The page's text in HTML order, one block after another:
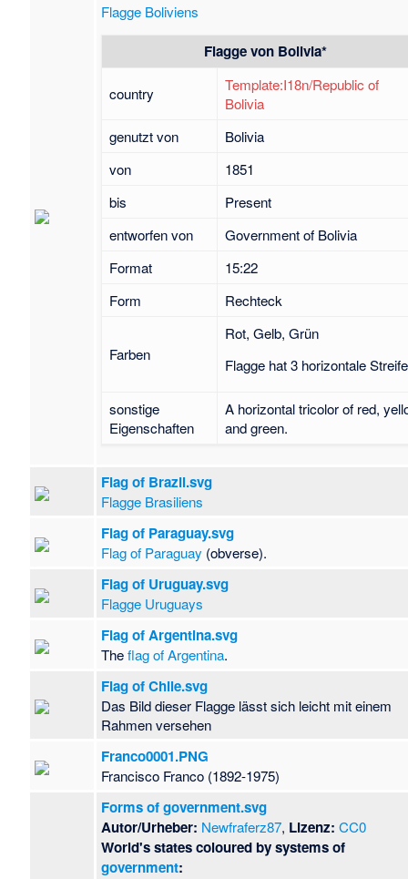
Flagge Boliviens
Flagge von Bolivia*
country
Template:I18n/Republic of
Bolivia
genutzt von
Bolivia
von
1851
bis
Present
entworfen von
Government of Bolivia
Format
15:22
Form
Rechteck
Farben
Rot, Gelb, Grün
Flagge hat 3 horizontale
sonstige
Eigenschaften
A horizontal tricolor of red,
and green.
Flag of Brazil.svg
Flagge Brasiliens
Flag of Paraguay.svg
Flag of Paraguay (obverse).
Flag of Uruguay.svg
Flagge Uruguays
Flag of Argentina.svg
Theflag of Argentina.
Flag of Chile.svg
Das Bild dieser Flagge lässt sich leicht mit einem
Rahmen versehen
Franco0001.PNG
Francisco Franco (1892-1975)
Forms of government.svg
Autor/Urheber: Newfraferz87, Lizenz: CC0
World's states coloured by systems of
government: